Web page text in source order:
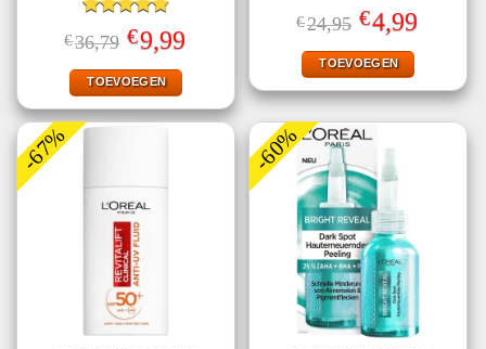
Gewaardeerd
4.78uit 5
€36,79 Oorspronkelijke
prijs
was:
€36,79.
€9,99Huidige
prijs
TOEVOEGEN
Gewaardeerd
5.00uit 5
€24,95 Oorspronkelijke
prijs
was:
€24,95.
€4,99Huidige
prijs
TOEVOEGEN
-67% -60%